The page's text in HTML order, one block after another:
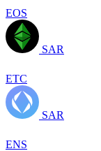
EOS
SAR
ETC
SAR
ENS